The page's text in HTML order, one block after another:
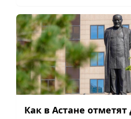
Как в Астане